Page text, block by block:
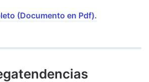
(Documento en Pdf).